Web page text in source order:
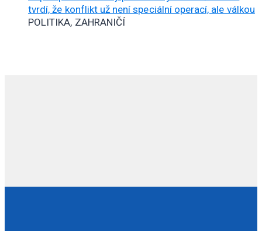
tvrdí, že konflikt už není speciální operací, ale válkou
POLITIKA, ZAHRANIČÍ